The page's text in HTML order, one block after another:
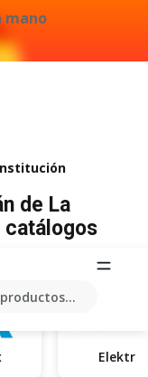
mano
de La
catálogos
Elektra